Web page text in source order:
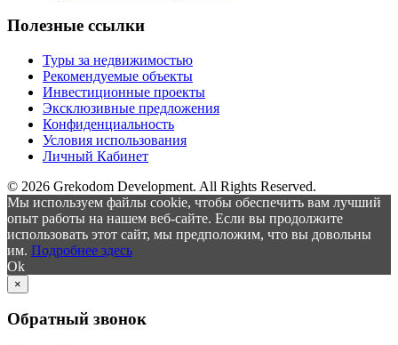
Полезные ссылки
Туры за недвижимостью
Рекомендуемые объекты
Инвестиционные проекты
Эксклюзивные предложения
Конфиденциальность
Условия использования
Личный Кабинет
© 2026 Grekodom Development. All Rights Reserved.
Мы используем файлы cookie, чтобы обеспечить вам лучший
опыт работы на нашем веб-сайте. Если вы продолжите
использовать этот сайт, мы предположим, что вы довольны
им. Подробнее здесь
Ok
×
Обратный звонок